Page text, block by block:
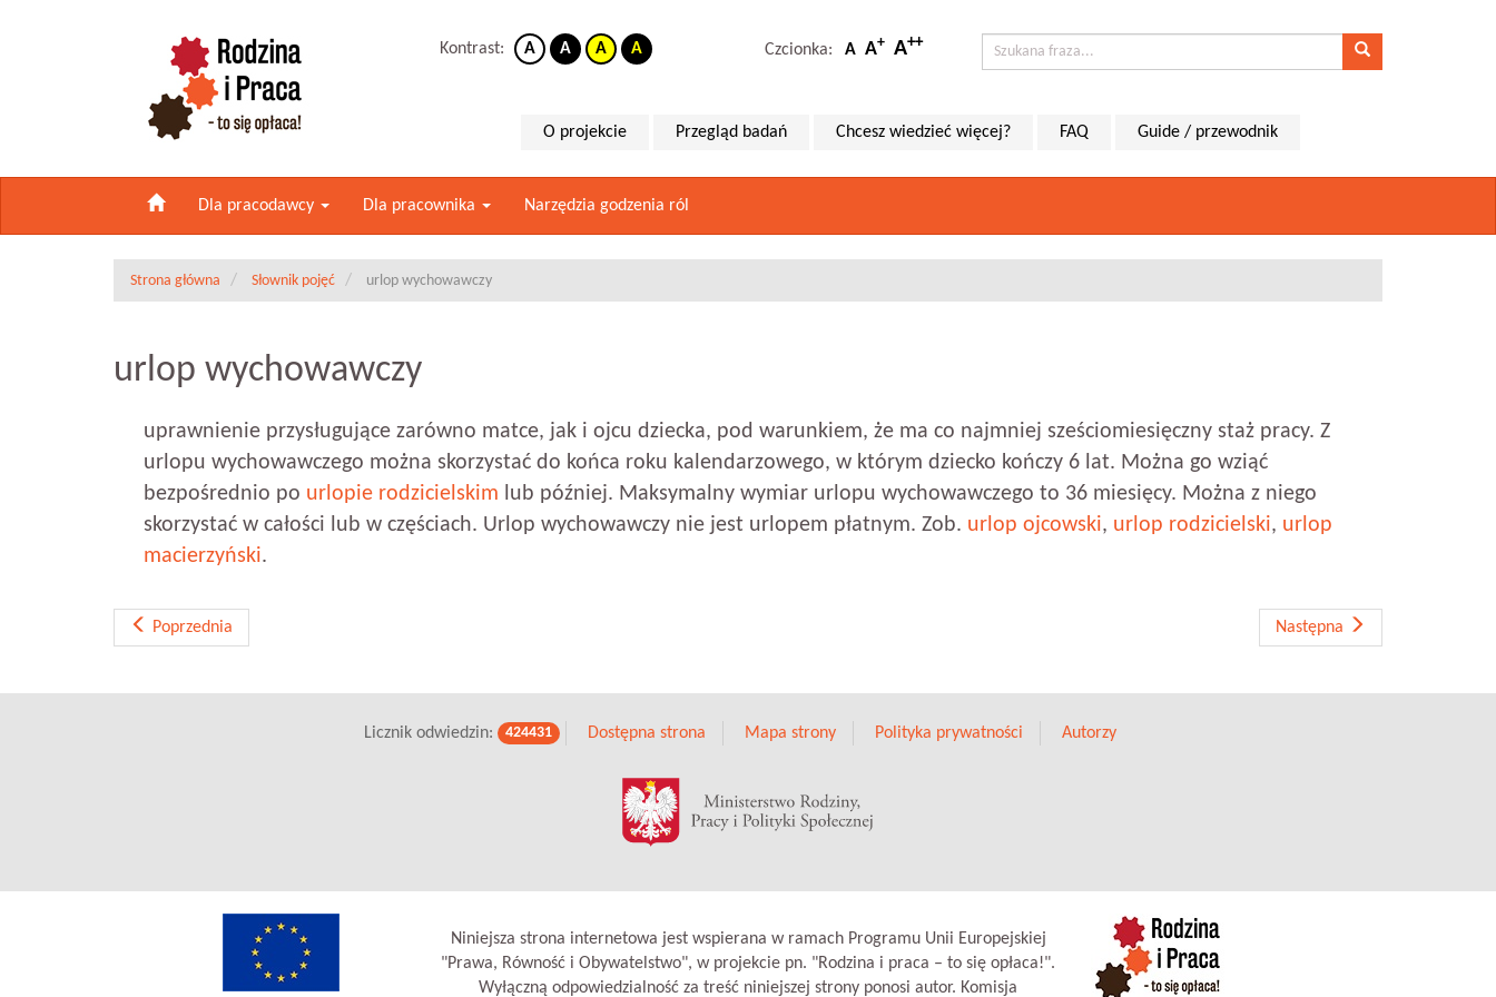
Kontrast: A A A A Czcionka: A A+ A++
O projekcie Przegląd badań Chcesz wiedzieć więcej? FAQ Guide / przewodnik
Dla pracodawcy Dla pracownika Narzędzia godzenia ról
Strona główna Słownik pojęć urlop wychowawczy
urlop wychowawczy
uprawnienie przysługujące zarówno matce, jak i ojcu dziecka, pod warunkiem, że ma co najmniej sześciomiesięczny staż pracy. Z
urlopu wychowawczego można skorzystać do końca roku kalendarzowego, w którym dziecko kończy 6 lat. Można go wziąć
bezpośrednio po urlopie rodzicielskim lub później. Maksymalny wymiar urlopu wychowawczego to 36 miesięcy. Można z niego
skorzystać w całości lub w częściach. Urlop wychowawczy nie jest urlopem płatnym. Zob. urlop ojcowski, urlop rodzicielski, urlop
macierzyński.
Poprzednia Następna
Licznik odwiedzin: 424431 Dostępna strona Mapa strony Polityka prywatności Autorzy
Niniejsza strona internetowa jest wspierana w ramach Programu Unii Europejskiej
"Prawa, Równość i Obywatelstwo", w projekcie pn. "Rodzina i praca – to się opłaca!".
Wyłączną odpowiedzialność za treść niniejszej strony ponosi autor. Komisja